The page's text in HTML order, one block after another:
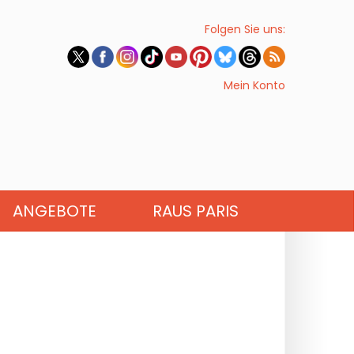
Folgen Sie uns:
Mein Konto
ANGEBOTE RAUS PARIS